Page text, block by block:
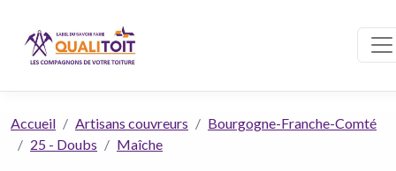
Accueil Artisans couvreurs
Bourgogne-Franche-Comté
25 - Doubs
Maîche